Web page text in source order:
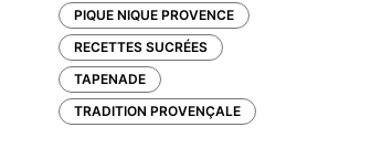
PIQUE NIQUE PROVENCE
RECETTES SUCRÉES
TAPENADE
TRADITION PROVENÇALE